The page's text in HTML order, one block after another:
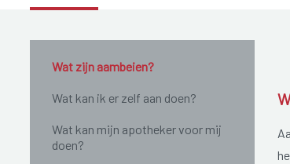
Wat zijn aambeien?
Wat kan ik er zelf aan doen?
Wat kan mijn apotheker voor mij
doen?